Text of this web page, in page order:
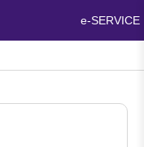
e-SERVICE